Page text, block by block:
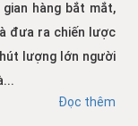
hàng bắt mắt,
đưa ra chiến lược
lượng lớn người
Đọc thêm